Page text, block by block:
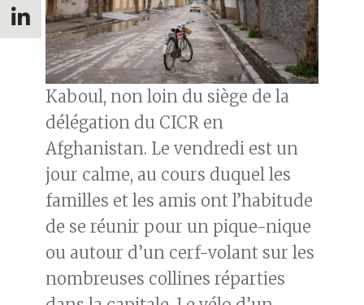
Kaboul, non loin du siège de la
délégation du CICR en
Afghanistan. Le vendredi est un
jour calme, au cours duquel les
familles et les amis ont l’habitude
de se réunir pour un pique-nique
ou autour d’un cerf-volant sur les
nombreuses collines réparties